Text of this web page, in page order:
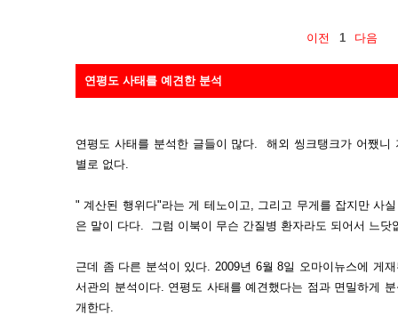
이전 1 다음
연평도 사태를 예견한 분석
연평도 사태를 분석한 글들이 많다. 해외 씽크탱크가 어쨌니
별로 없다.
" 계산된 행위다"라는 게 테노이고, 그리고 무게를 잡지만 사
은 말이 다다. 그럼 이북이 무슨 간질병 환자라도 되어서 느닷
근데 좀 다른 분석이 있다. 2009년 6월 8일 오마이뉴스에 게
서관의 분석이다. 연평도 사태를 예견했다는 점과 면밀하게
개한다.